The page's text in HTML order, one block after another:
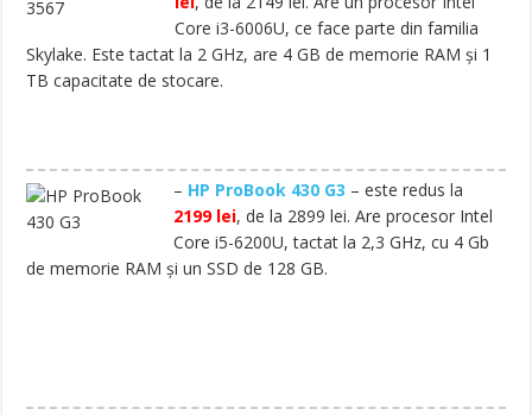
Core i3-6006U, ce face parte din familia
Skylake. Este tactat la 2 GHz, are 4 GB de memorie RAM și 1
TB capacitate de stocare.
– HP ProBook 430 G3 – este redus la
2199 lei, de la 2899 lei. Are procesor Intel
Core i5-6200U, tactat la 2,3 GHz, cu 4 Gb
de memorie RAM și un SSD de 128 GB.